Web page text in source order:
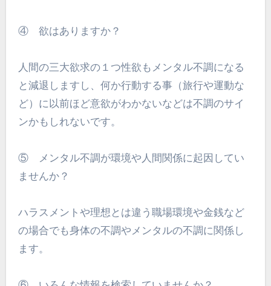
④ 欲はありますか？
人間の三大欲求の１つ性欲もメンタル不調になる
と減退しますし、何か行動する事（旅行や運動な
ど）に以前ほど意欲がわかないなどは不調のサイ
ンかもしれないです。
⑤ メンタル不調が環境や人間関係に起因してい
ませんか？
ハラスメントや理想とは違う職場環境や金銭など
の場合でも身体の不調やメンタルの不調に関係し
ます。